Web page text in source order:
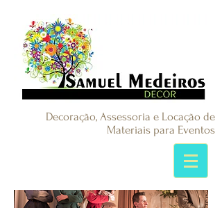
Decoração, Assessoria e Locação de
Materiais para Eventos